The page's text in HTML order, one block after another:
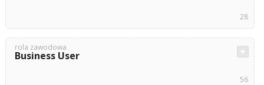
28
rola zawodowa
Business User
56